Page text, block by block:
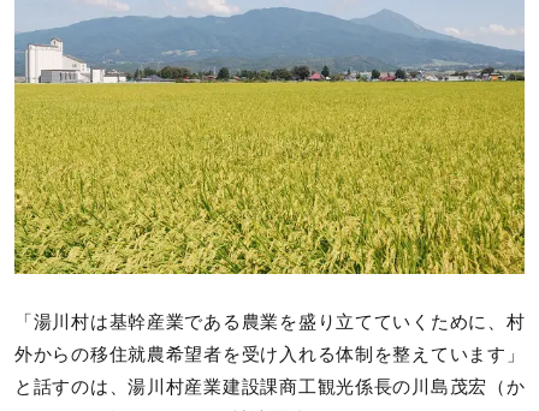
「湯川村は基幹産業である農業を盛り立てていくために、村
外からの移住就農希望者を受け入れる体制を整えています」
と話すのは、湯川村産業建設課商工観光係長の川島茂宏（か